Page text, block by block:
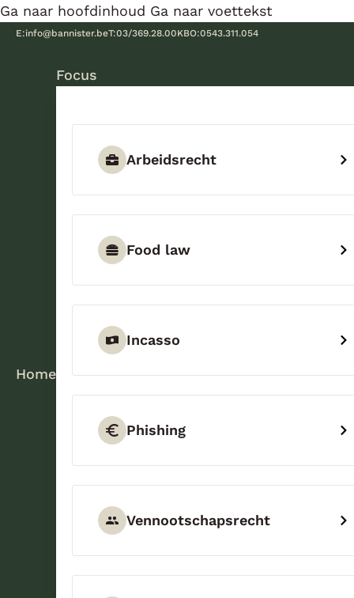
Ga naar hoofdinhoud Ga naar voettekst
E:info@bannister.beT:03/369.28.00KBO:0543.311.054
Home
Focus
Arbeidsrecht
Food law
Incasso
Phishing
Vennootschapsrecht